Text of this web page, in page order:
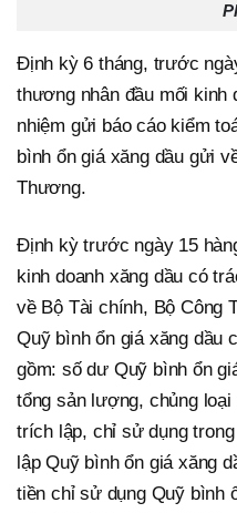
Định kỳ 6 tháng, trước
thương nhân đầu mối kinh
nhiệm gửi báo cáo kiểm
bình ổn giá xăng dầu gửi
Thương.
Định kỳ trước ngày 15
kinh doanh xăng dầu có
về Bộ Tài chính, Bộ Công
Quỹ bình ổn giá xăng dầu
gồm: số dư Quỹ bình ổn
tổng sản lượng, chủng
trích lập, chỉ sử dụng
lập Quỹ bình ổn giá xăng
tiền chỉ sử dụng Quỹ bình